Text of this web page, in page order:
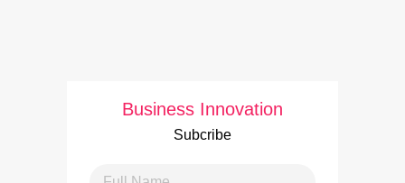
Business Innovation
Subcribe